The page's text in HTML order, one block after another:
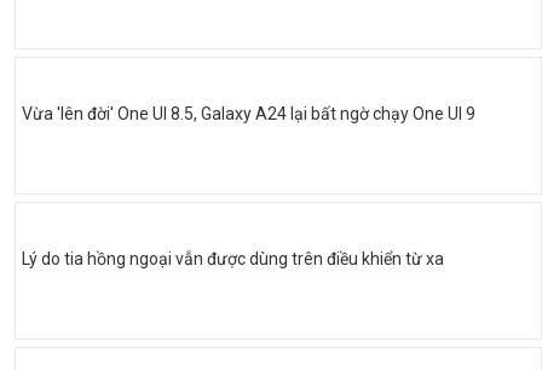
Vừa 'lên đời' One UI 8.5, Galaxy A24 lại bất ngờ chạy One UI 9
Lý do tia hồng ngoại vẫn được dùng trên điều khiển từ xa